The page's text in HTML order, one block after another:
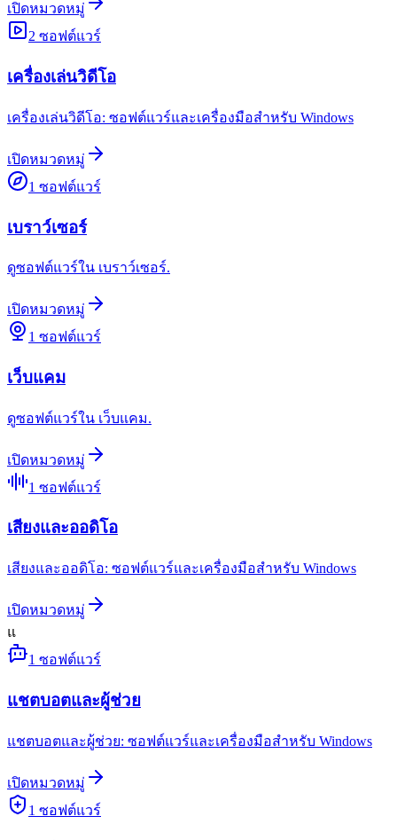
เปิดหมวดหมู่
2 ซอฟต์แวร์
เครื่องเล่นวิดีโอ
เครื่องเล่นวิดีโอ: ซอฟต์แวร์และเครื่องมือสำหรับ Windows
เปิดหมวดหมู่
1 ซอฟต์แวร์
เบราว์เซอร์
ดูซอฟต์แวร์ใน เบราว์เซอร์.
เปิดหมวดหมู่
1 ซอฟต์แวร์
เว็บแคม
ดูซอฟต์แวร์ใน เว็บแคม.
เปิดหมวดหมู่
1 ซอฟต์แวร์
เสียงและออดิโอ
เสียงและออดิโอ: ซอฟต์แวร์และเครื่องมือสำหรับ Windows
เปิดหมวดหมู่
แ
1 ซอฟต์แวร์
แชตบอตและผู้ช่วย
แชตบอตและผู้ช่วย: ซอฟต์แวร์และเครื่องมือสำหรับ Windows
เปิดหมวดหมู่
1 ซอฟต์แวร์